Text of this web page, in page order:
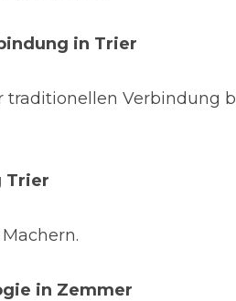
in Trier
traditionellen Verbindung
Trier
in Zemmer